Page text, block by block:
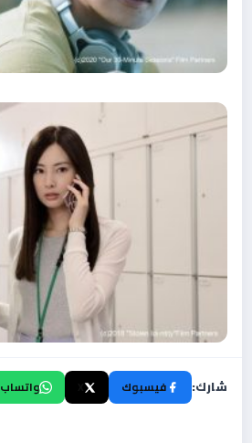
شارك: فيسبوك واتساب